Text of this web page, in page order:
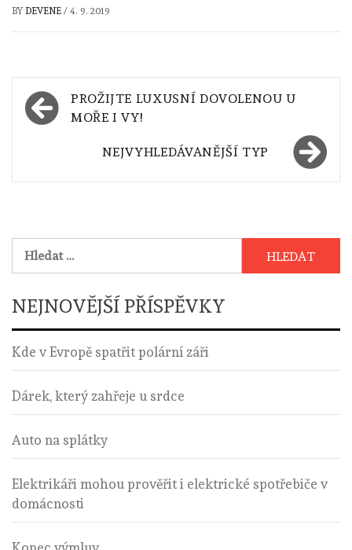
BY DEVENE / 4. 9. 2019
Navigace
pro
příspěvek
PROŽIJTE LUXUSNÍ DOVOLENOU U
MOŘE I VY!
NEJVYHLEDÁVANĚJŠÍ TYP
Vyhledávání
NEJNOVĚJŠÍ PŘÍSPĚVKY
Kde v Evropě spatřit polární záři
Dárek, který zahřeje u srdce
Auto na splátky
Elektrikáři mohou prověřit i elektrické spotřebiče v
domácnosti